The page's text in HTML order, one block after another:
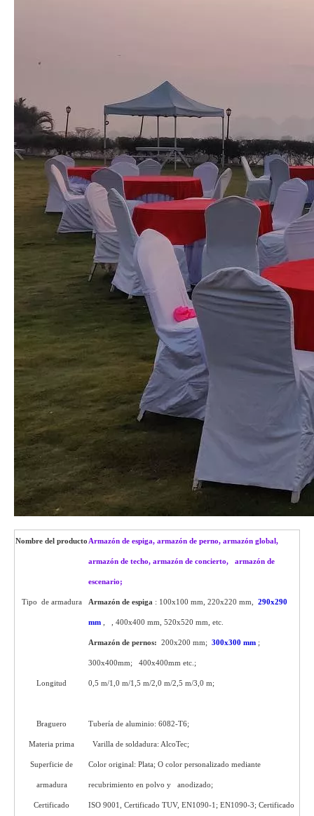
Nombre del producto Armazón de espiga, armazón de perno, armazón global,
armazón de techo, armazón de concierto, armazón de
escenario;
Tipo de armadura Armazón de espiga : 100x100 mm, 220x220 mm, 290x290
mm , , 400x400 mm, 520x520 mm, etc.
Armazón de pernos: 200x200 mm; 300x300 mm ;
300x400mm; 400x400mm etc.;
Longitud 0,5 m/1,0 m/1,5 m/2,0 m/2,5 m/3,0 m;
Braguero
Materia prima
Tubería de aluminio: 6082-T6;
Varilla de soldadura: AlcoTec;
Superficie de
armadura
Color original: Plata; O color personalizado mediante
recubrimiento en polvo y anodizado;
Certificado ISO 9001, Certificado TUV, EN1090-1; EN1090-3; Certificado